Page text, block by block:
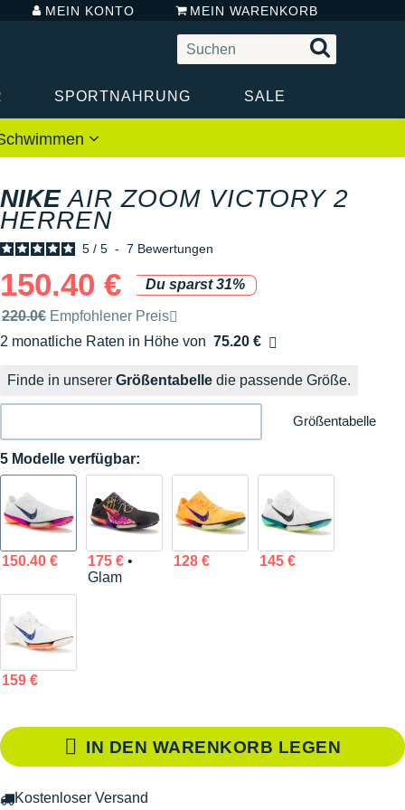
MEIN KONTO MEIN WARENKORB
SPORTNAHRUNG SALE
NIKE AIR ZOOM VICTORY 2
HERREN
5 / 5 - 7 Bewertungen
150.40 €
Du sparst 31%
Unverbindliche Preisempfehlung der Marke
220.0€ Empfohlener Preis
2 monatliche Raten in Höhe von 75.20 €
Ohne Zusatzkosten
Finde in unserer Größentabelle die passende Größe.
Größentabelle
5 Modelle verfügbar:
150.40 € 175 €•
Glam
128 € 145 €
159 €
IN DEN WARENKORB LEGEN
Kostenloser Versand